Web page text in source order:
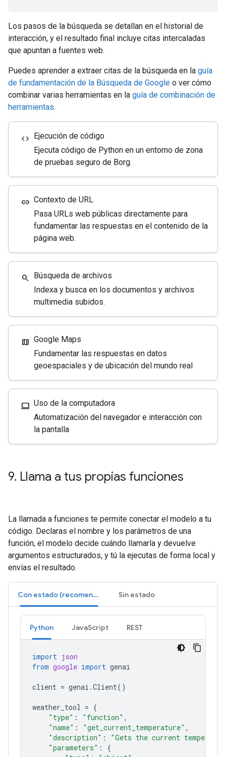
Los pasos de la búsqueda se detallan en el historial de
interacción, y el resultado final incluye citas intercaladas
que apuntan a fuentes web.
Puedes aprender a extraer citas de la búsqueda en la guía
de fundamentación de la Búsqueda de Google o ver cómo
combinar varias herramientas en la guía de combinación de
herramientas.
code Ejecución de código
Ejecuta código de Python en un entorno de zona
de pruebas seguro de Borg.
link Contexto de URL
Pasa URLs web públicas directamente para
fundamentar las respuestas en el contenido de la
página web.
search Búsqueda de archivos
Indexa y busca en los documentos y archivos
multimedia subidos.
map Google Maps
Fundamentar las respuestas en datos
geoespaciales y de ubicación del mundo real
computer Uso de la computadora
Automatización del navegador e interacción con
la pantalla
9. Llama a tus propias funciones
La llamada a funciones te permite conectar el modelo a tu
código. Declaras el nombre y los parámetros de una
función, el modelo decide cuándo llamarla y devuelve
argumentos estructurados, y tú la ejecutas de forma local y
envías el resultado.
Con estado (recomendado) Sin estado
Python JavaScript REST
import json
from google import genai
client = genai .Client()
weather_tool = {
"type" : "function" ,
"name" : "get_current_temperature" ,
"description" :
"Gets the current
"parameters" :
{